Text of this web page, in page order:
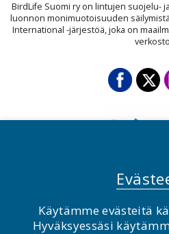
BirdLife Suomi ry on lintujen suojelu-
luonnon monimuotoisuuden
International -järjestöä, joka on
© BirdLife
Käytämme evästeitä
Hyväksyessäsi